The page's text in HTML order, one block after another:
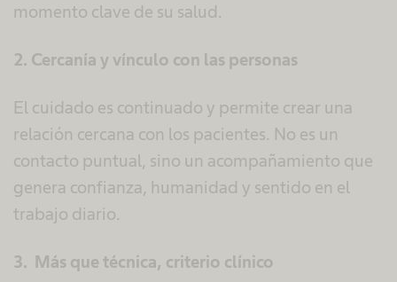
momento clave de su salud.
2. Cercanía y vínculo con las personas
El cuidado es continuado y permite crear una
relación cercana con los pacientes. No es un
contacto puntual, sino un acompañamiento que
genera confianza, humanidad y sentido en el
trabajo diario.
3. Más que técnica, criterio clínico